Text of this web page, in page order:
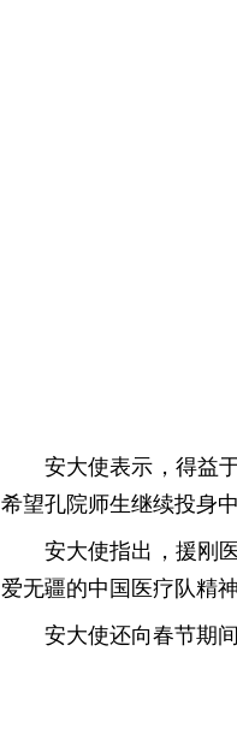
安大使表示，得益
希望孔院师生继续投身
安大使指出，援刚
爱无疆的中国医疗队精
安大使还向春节期